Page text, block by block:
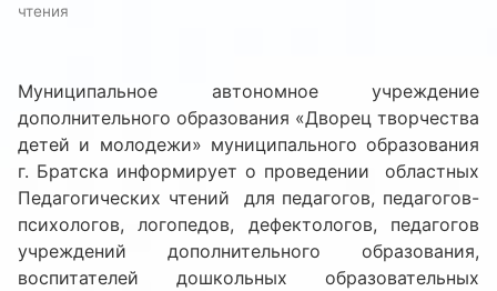
чтения
Муниципальное автономное учреждение
дополнительного образования «Дворец творчества
детей и молодежи» муниципального образования
г. Братска информирует о проведении областных
Педагогических чтений для педагогов, педагогов-
психологов, логопедов, дефектологов, педагогов
учреждений дополнительного образования,
воспитателей дошкольных образовательных